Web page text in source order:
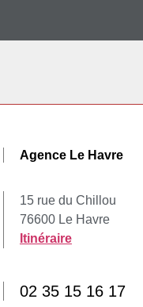
Agence Le Havre
15 rue du Chillou
76600 Le Havre
Itinéraire
02 35 15 16 17